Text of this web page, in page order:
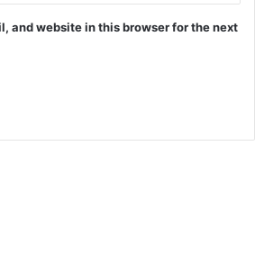
and website in this browser for the next